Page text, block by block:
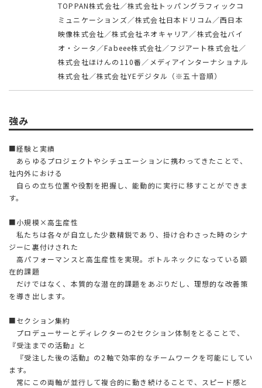
TOPPAN株式会社／株式会社トッパングラフィックコ
ミュニケーションズ／株式会社日本ドリコム／西日本
映像株式会社／株式会社ネオキャリア／株式会社バイ
オ・シータ／Fabeee株式会社／フジアート株式会社／
株式会社ほけんの110番／メディアインターナショナル
株式会社／株式会社YEデジタル（※五十音順）
強み
■経験と実績
あらゆるプロジェクトやシチュエーションに携わってきたことで、
社内外における
自らの立ち位置や役割を把握し、能動的に実行に移すことができま
す。
■小規模×高生産性
私たちは各々が自立した少数精鋭であり、掛け合わさった時のシナ
ジーに裏付けされた
高パフォーマンスと高生産性を実現。ボトルネックになっている顕
在的課題
だけではなく、本質的な潜在的課題をあぶりだし、理想的な改善策
を導き出します。
■セクション集約
プロデューサーとディレクターの2セクション体制をとることで、
『受注までの活動』と
『受注した後の活動』の2軸で効率的なチームワークを可能にしてい
ます。
常にこの両軸が並行して複合的に動き続けることで、スピード感と